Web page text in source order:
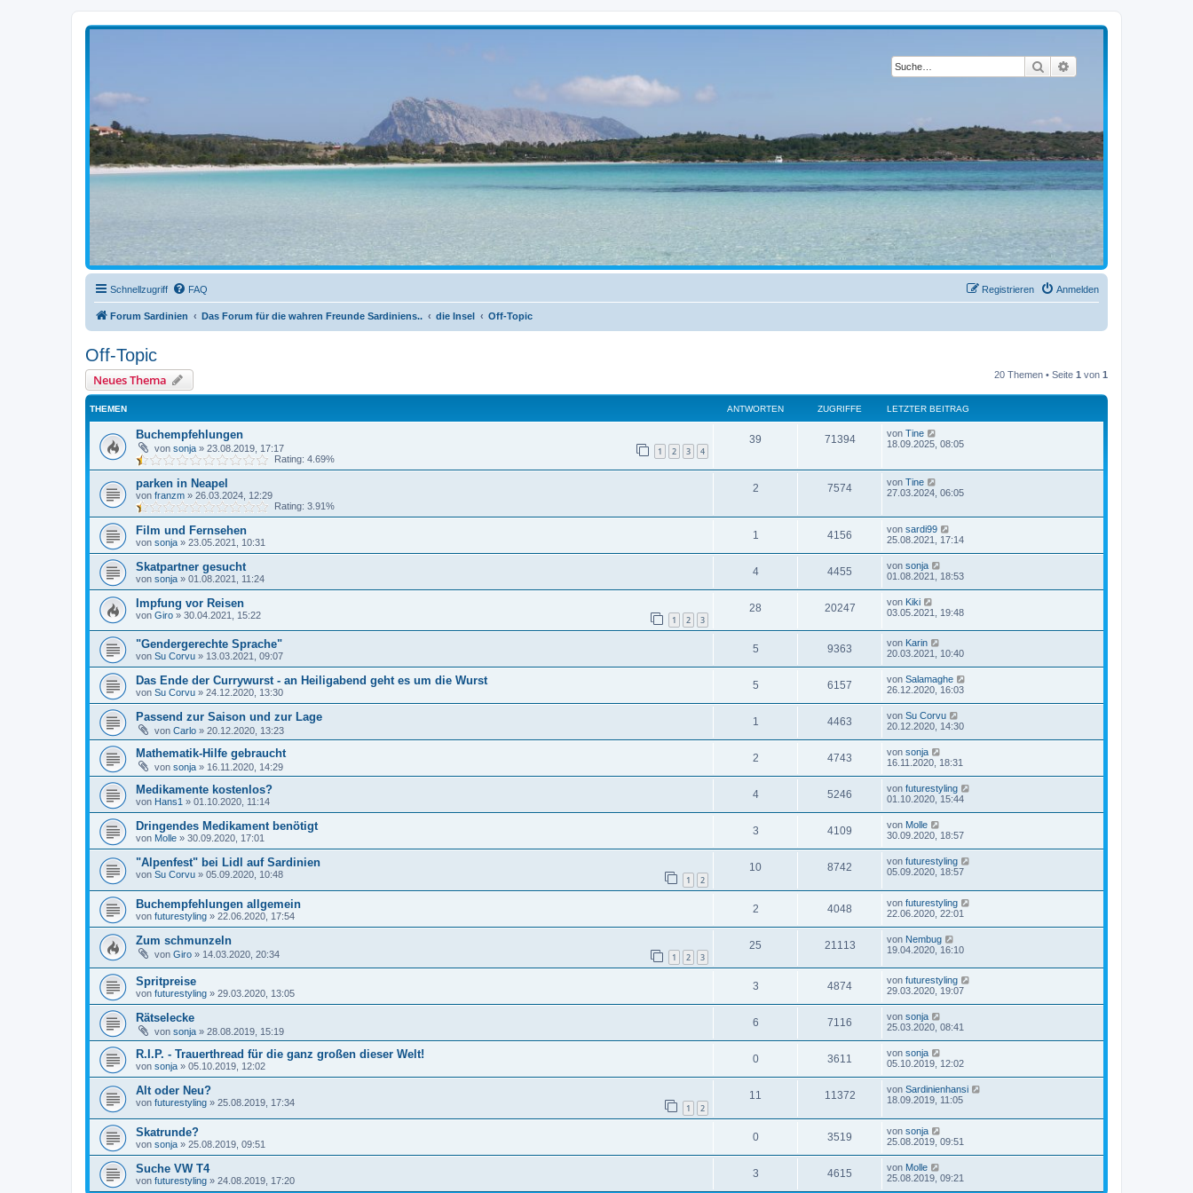
Suche
Schnellzugriff FAQ Anmelden
Registrieren
Forum Sardinien Das Forum für die wahren Freunde Sardiniens.. die Insel Off-Topic
Off-Topic
Neues Thema 20 Themen • Seite 1 von 1
THEMEN ANTWORTEN ZUGRIFFE LETZTER BEITRAG
Buchempfehlungen
von sonja » 23.08.2019, 17:17 1 2 3 4
Rating: 4.69%
39 71394 von Tine
18.09.2025, 08:05
parken in Neapel
von franzm » 26.03.2024, 12:29
Rating: 3.91%
2 7574 von Tine
27.03.2024, 06:05
Film und Fernsehen
von sonja » 23.05.2021, 10:31
1 4156 von sardi99
25.08.2021, 17:14
Skatpartner gesucht
von sonja » 01.08.2021, 11:24
4 4455 von sonja
01.08.2021, 18:53
Impfung vor Reisen
von Giro » 30.04.2021, 15:22 1 2 3
28 20247 von Kiki
03.05.2021, 19:48
"Gendergerechte Sprache"
von Su Corvu » 13.03.2021, 09:07
5 9363 von Karin
20.03.2021, 10:40
Das Ende der Currywurst - an Heiligabend geht es um die Wurst
von Su Corvu » 24.12.2020, 13:30
5 6157 von Salamaghe
26.12.2020, 16:03
Passend zur Saison und zur Lage
von Carlo » 20.12.2020, 13:23
1 4463 von Su Corvu
20.12.2020, 14:30
Mathematik-Hilfe gebraucht
von sonja » 16.11.2020, 14:29
2 4743 von sonja
16.11.2020, 18:31
Medikamente kostenlos?
von Hans1 » 01.10.2020, 11:14
4 5246 von futurestyling
01.10.2020, 15:44
Dringendes Medikament benötigt
von Molle » 30.09.2020, 17:01
3 4109 von Molle
30.09.2020, 18:57
"Alpenfest" bei Lidl auf Sardinien
von Su Corvu » 05.09.2020, 10:48 1 2
10 8742 von futurestyling
05.09.2020, 18:57
Buchempfehlungen allgemein
von futurestyling » 22.06.2020, 17:54
2 4048 von futurestyling
22.06.2020, 22:01
Zum schmunzeln
von Giro » 14.03.2020, 20:34 1 2 3
25 21113 von Nembug
19.04.2020, 16:10
Spritpreise
von futurestyling » 29.03.2020, 13:05
3 4874 von futurestyling
29.03.2020, 19:07
Rätselecke
von sonja » 28.08.2019, 15:19
6 7116 von sonja
25.03.2020, 08:41
R.I.P. - Trauerthread für die ganz großen dieser Welt!
von sonja » 05.10.2019, 12:02
0 3611 von sonja
05.10.2019, 12:02
Alt oder Neu?
von futurestyling » 25.08.2019, 17:34 1 2
11 11372 von Sardinienhansi
18.09.2019, 11:05
Skatrunde?
von sonja » 25.08.2019, 09:51
0 3519 von sonja
25.08.2019, 09:51
Suche VW T4
von futurestyling » 24.08.2019, 17:20
3 4615 von Molle
25.08.2019, 09:21